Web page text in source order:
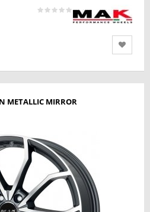
METALLIC MIRROR